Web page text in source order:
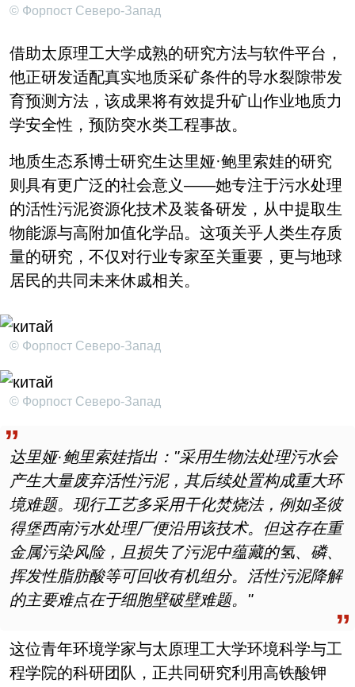
© Форпост Северо-Запад
借助太原理工大学成熟的研究方法与软件平台，
他正研发适配真实地质采矿条件的导水裂隙带发
育预测方法，该成果将有效提升矿山作业地质力
学安全性，预防突水类工程事故。
地质生态系博士研究生达里娅·鲍里索娃的研究
则具有更广泛的社会意义——她专注于污水处理
的活性污泥资源化技术及装备研发，从中提取生
物能源与高附加值化学品。这项关乎人类生存质
量的研究，不仅对行业专家至关重要，更与地球
居民的共同未来休戚相关。
© Форпост Северо-Запад
© Форпост Северо-Запад
达里娅·鲍里索娃指出："采用生物法处理污水会
产生大量废弃活性污泥，其后续处置构成重大环
境难题。现行工艺多采用干化焚烧法，例如圣彼
得堡西南污水处理厂便沿用该技术。但这存在重
金属污染风险，且损失了污泥中蕴藏的氢、磷、
挥发性脂肪酸等可回收有机组分。活性污泥降解
的主要难点在于细胞壁破壁难题。"
这位青年环境学家与太原理工大学环境科学与工
程学院的科研团队，正共同研究利用高铁酸钾